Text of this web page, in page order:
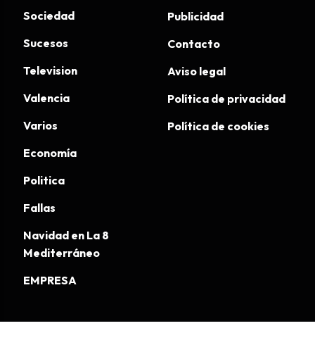
Sociedad
Sucesos
Television
Valencia
Varios
Economía
Politica
Fallas
Navidad en La 8
Mediterráneo
EMPRESA
Publicidad
Contacto
Aviso legal
Política de privacidad
Política de cookies